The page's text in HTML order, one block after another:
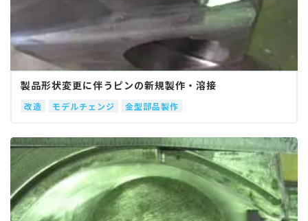
製品形状変更に伴うピンの新規製作・溶接
改造 モデルチェンジ 金型部品製作